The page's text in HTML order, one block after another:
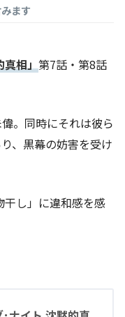
ます
真相」第7話・第8話
。同時にそれは彼ら
、黒幕の妨害を受け
し」に違和感を感